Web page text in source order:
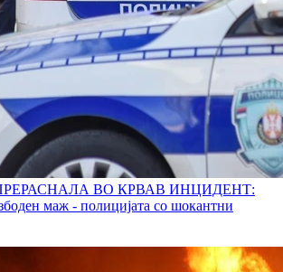
ВО КРВАВ ИНЦИДЕНТ:
маж - полицијата со шокантни